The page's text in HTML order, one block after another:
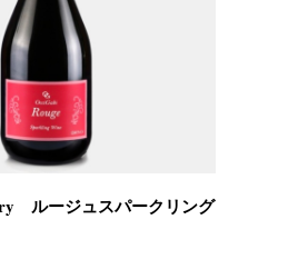
ルージュスパークリング